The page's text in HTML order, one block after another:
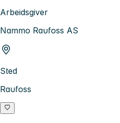
Arbeidsgiver
Nammo Raufoss AS
Sted
Raufoss